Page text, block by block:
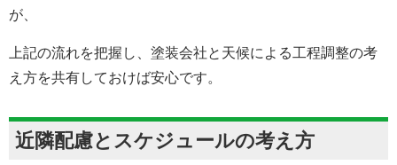
が、
上記の流れを把握し、塗装会社と天候による工程調整の考
え方を共有しておけば安心です。
近隣配慮とスケジュールの考え方